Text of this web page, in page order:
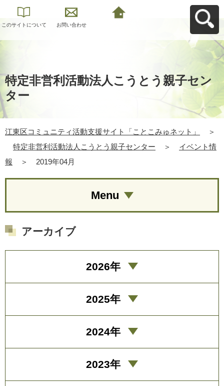
このサイトについて お問い合わせ
特定非営利活動法人こうとう親子セン
ター
江東区コミュニティ活動支援サイト「ことこみゅネット」
＞
特定非営利活動法人こうとう親子センター
＞
イベント情
報
＞ 2019年04月
Menu
アーカイブ
2026年
2025年
2024年
2023年